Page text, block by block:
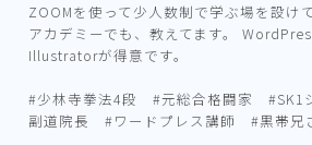
ZOOMを使って少人数制で学ぶ場を設け
アカデミーでも、教えてます。
Illustratorが得意です。
#少林寺拳法4段 #元総合格闘家 #SK1
副道院長 #ワードプレス講師 #黒帯兄